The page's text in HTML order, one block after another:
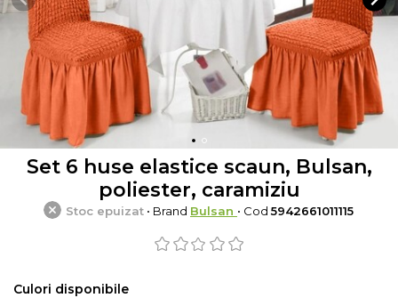
Set 6 huse elastice scaun, Bulsan,
poliester, caramiziu
Stoc epuizat • Brand Bulsan • Cod5942661011115
Culori disponibile